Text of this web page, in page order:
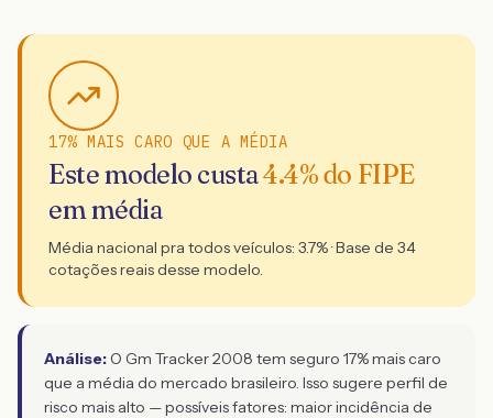
17% MAIS CARO QUE A MÉDIA
Este modelo custa4.4% do FIPE
em média
Média nacional pra todos veículos: 3.7% · Base de 34
cotações reais desse modelo.
Análise: O Gm Tracker 2008 tem seguro 17% mais caro
que a média do mercado brasileiro. Isso sugere perfil de
risco mais alto — possíveis fatores: maior incidência de